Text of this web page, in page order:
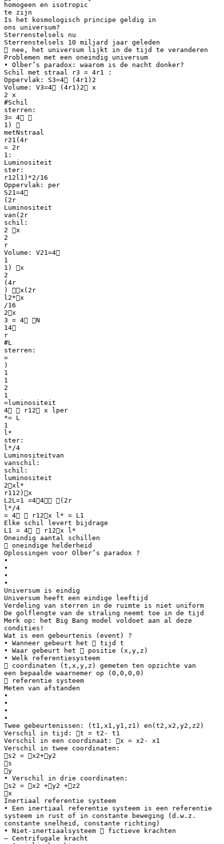
homogeen en isotropic
te zijn
Is het kosmologisch principe geldig in
ons universum?
Sterrenstelsels nu
Sterrenstelsels 10 miljard jaar geleden
 nee, het universum lijkt in de tijd te veranderen
Problemen met een oneindig universum
• Olber’s paradox: waarom is de nacht donker?
Schil met straal r3 = 4r1 :
Oppervlak: S3=4 (4r1)2
Volume: V3=4 (4r1)2 x
2 x
#Schil
sterren:
3= 4 
1) 
metNstraal
r21(4r
= 2r
1:
Luminositeit
ster:
r12l1)*2/16
Oppervlak: per
S21=4
(2r
Luminositeit
van(2r
schil:
2 x
2
r
Volume: V21=4
1
1) x
2
(4r
) x(2r
l2*x
/16
2x
3 = 4 N
14
r
#L
sterren:
=
)
1
1
2
1
=luminositeit
4  r12 x lper
*= L
1
l*
ster:
l*/4
Luminositeitvan
vanschil:
schil:
luminositeit
2xl*
r112)x
L2L=1 =44 (2r
l*/4
= 4  r12x l* = L1
Elke schil levert bijdrage
L1 = 4  r12x l*
Oneindig aantal schillen
 oneindige helderheid
Oplossingen voor Olber’s paradox ?
•
•
•
•
Universum is eindig
Universum heeft een eindige leeftijd
Verdeling van sterren in de ruimte is niet uniform
De golflengte van de straling neemt toe in de tijd
Merk op: het Big Bang model voldoet aan al deze
condities!
Wat is een gebeurtenis (event) ?
• Wanneer gebeurt het  tijd t
• Waar gebeurt het  positie (x,y,z)
• Welk referentiesysteem
 coordinaten (t,x,y,z) gemeten ten opzichte van
een bepaalde waarnemer op (0,0,0,0)
 referentie systeem
Meten van afstanden
•
•
•
•
Twee gebeurtenissen: (t1,x1,y1,z1) en(t2,x2,y2,z2)
Verschil in tijd: t = t2- t1
Verschil in een coordinaat: x = x2- x1
Verschil in twee coordinaten:
s2 = x2+y2
s
y
• Verschil in drie coordinaten:
s2 = x2 +y2 +z2
x
Inertiaal referentie systeem
• Een inertiaal referentie systeem is een referentie
systeem in rust of in constante beweging (d.w.z.
constante snelheid, constante richting)
• Niet-inertiaalsysteem  fictieve krachten
– Centrifugale kracht